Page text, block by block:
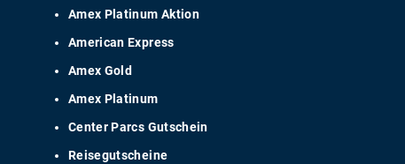
Amex Platinum Aktion
American Express
Amex Gold
Amex Platinum
Center Parcs Gutschein
Reisegutscheine